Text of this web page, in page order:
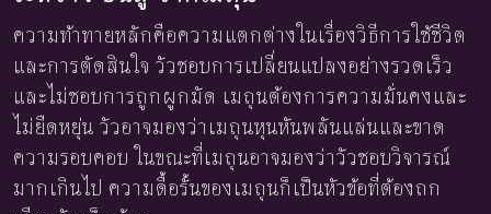
ความท้าทายหลักคือความแตกต่างในเรื่องวิธีการใช้ชีวิต
และการตัดสินใจ วัวชอบการเปลี่ยนแปลงอย่างรวดเร็ว
และไม่ชอบการถูกผูกมัด เมถุนต้องการความมั่นคงและ
ไม่ยืดหยุ่น วัวอาจมองว่าเมถุนหุนหันพลันแล่นและขาด
ความรอบคอบ ในขณะที่เมถุนอาจมองว่าวัวชอบวิจารณ์
มากเกินไป ความดื้อรั้นของเมถุนก็เป็นหัวข้อที่ต้องถก